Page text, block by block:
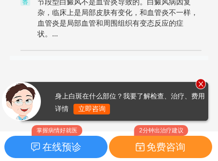
答
杂，临床上是局部皮肤有变化，和血管炎不一样，
血管炎是局部血管和周围组织有变态反应的症
状。...
掌握病情好就医
在线预诊
2分钟出治疗建议
免费咨询
身上白斑在什么部位？我要了解检查、治疗、费用
详情
立即咨询